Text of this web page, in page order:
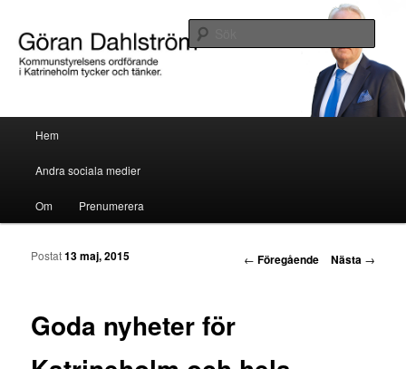
Göran Dahlström
Göran Dahlström, kommunstyrelsens ordförande i Katrineholm tycker och
Hoppa till huvudinnehåll
Hoppa till sekundärt innehåll
Hem
Andra sociala medier
Om Prenumerera
Inläggsnavigering
← Föregående Nästa →
Goda nyheter för
Postat13 maj, 2015